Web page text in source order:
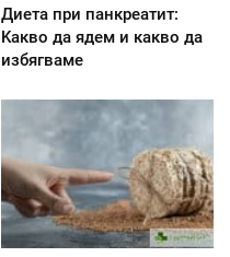
Диета при панкреатит:
Kакво да ядем и какво да
избягваме